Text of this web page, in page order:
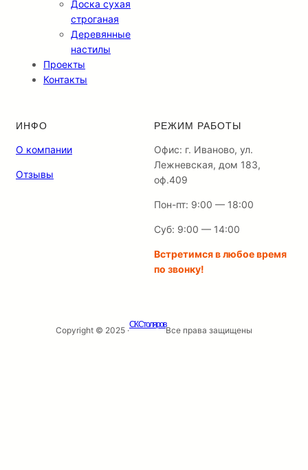
Доска сухая
строганая
Деревянные
настилы
Проекты
Контакты
ИНФО
О компании
Отзывы
РЕЖИМ РАБОТЫ
Офис: г. Иваново, ул.
Лежневская, дом 183,
оф.409
Пон-пт: 9:00 — 18:00
Суб: 9:00 — 14:00
Встретимся в любое время
по звонку!
Copyright © 2025 ·
СК Столяров
Все права защищены